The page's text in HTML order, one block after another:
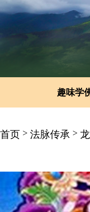
趣味学
首页 > 法脉传承 >